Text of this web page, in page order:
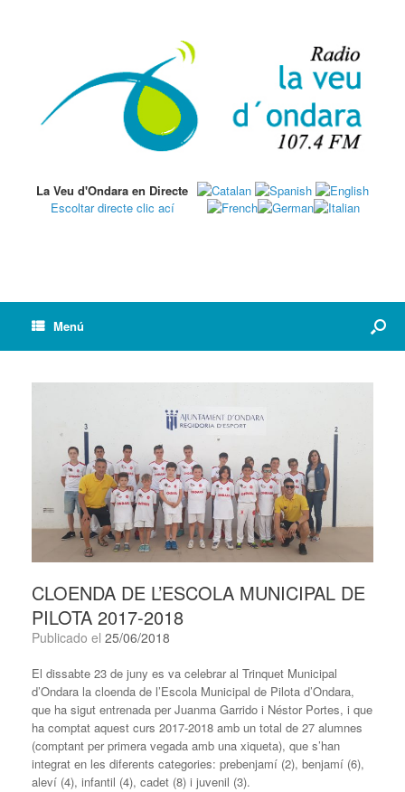
La Veu d'Ondara en Directe
Escoltar directe clic ací
Menú
CLOENDA DE L’ESCOLA MUNICIPAL DE
PILOTA 2017-2018
Publicado el 25/06/2018
El dissabte 23 de juny es va celebrar al Trinquet Municipal
d’Ondara la cloenda de l’Escola Municipal de Pilota d’Ondara,
que ha sigut entrenada per Juanma Garrido i Néstor Portes, i que
ha comptat aquest curs 2017-2018 amb un total de 27 alumnes
(comptant per primera vegada amb una xiqueta), que s’han
integrat en les diferents categories: prebenjamí (2), benjamí (6),
aleví (4), infantil (4), cadet (8) i juvenil (3).